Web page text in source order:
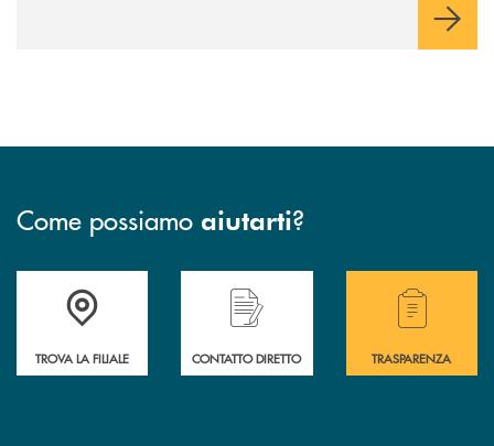
Come possiamo aiutarti?
Accedi all' elenco completo delle filiali della BCC San Giovanni
TROVA LA FILIALE
Hai bisogno di assistenza immediata?
CONTATTO DIRETTO
Hai bisogno di
TRASPARENZA